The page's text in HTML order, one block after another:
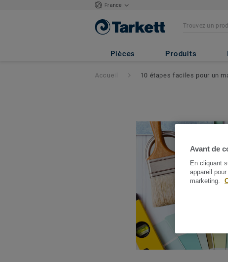
France
Pièces Produits
Accueil 10 étapes faciles pour un
Avant de
En cliquant
appareil
marketing.